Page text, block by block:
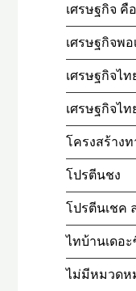
เศรษฐกิจ คือ
เศรษฐกิจพอ
เศรษฐกิจไท
เศรษฐกิจไ
โครงสร้าง
โปรตีนชง
โปรตีนเชค
ไทบ้านเดอ
ไม่มีหมวดห